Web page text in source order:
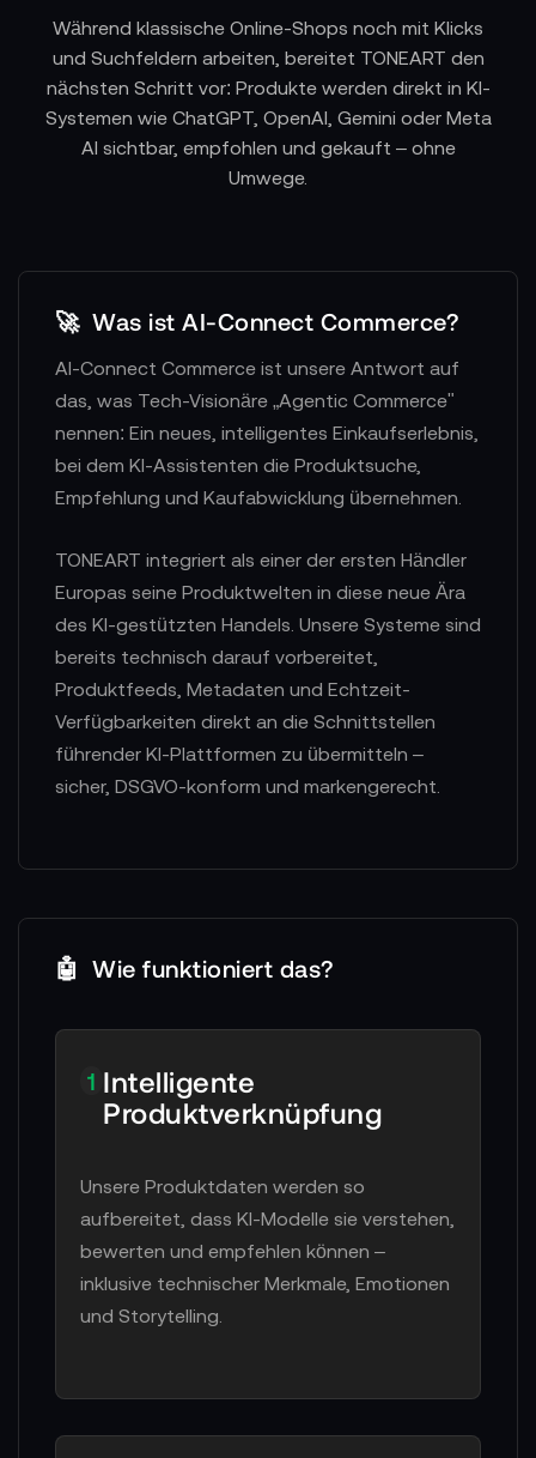
Während klassische Online-Shops noch mit Klicks
und Suchfeldern arbeiten, bereitet TONEART den
nächsten Schritt vor: Produkte werden direkt in KI-
Systemen wie ChatGPT, OpenAI, Gemini oder Meta
AI sichtbar, empfohlen und gekauft – ohne
Umwege.
🚀 Was ist AI-Connect Commerce?
AI-Connect Commerce ist unsere Antwort auf
das, was Tech-Visionäre „Agentic Commerce"
nennen: Ein neues, intelligentes Einkaufserlebnis,
bei dem KI-Assistenten die Produktsuche,
Empfehlung und Kaufabwicklung übernehmen.
TONEART integriert als einer der ersten Händler
Europas seine Produktwelten in diese neue Ära
des KI-gestützten Handels. Unsere Systeme sind
bereits technisch darauf vorbereitet,
Produktfeeds, Metadaten und Echtzeit-
Verfügbarkeiten direkt an die Schnittstellen
führender KI-Plattformen zu übermitteln –
sicher, DSGVO-konform und markengerecht.
🤖 Wie funktioniert das?
1 Intelligente
Produktverknüpfung
Unsere Produktdaten werden so
aufbereitet, dass KI-Modelle sie verstehen,
bewerten und empfehlen können –
inklusive technischer Merkmale, Emotionen
und Storytelling.